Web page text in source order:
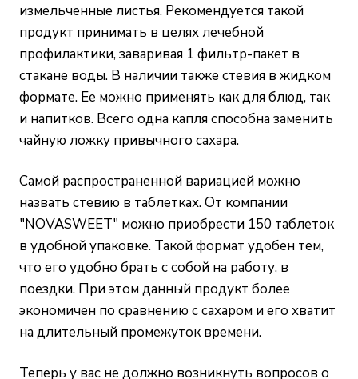
измельченные листья. Рекомендуется такой
продукт принимать в целях лечебной
профилактики, заваривая 1 фильтр-пакет в
стакане воды. В наличии также стевия в жидком
формате. Ее можно применять как для блюд, так
и напитков. Всего одна капля способна заменить
чайную ложку привычного сахара.
Самой распространенной вариацией можно
назвать стевию в таблетках. От компании
"NOVASWEET" можно приобрести 150 таблеток
в удобной упаковке. Такой формат удобен тем,
что его удобно брать с собой на работу, в
поездки. При этом данный продукт более
экономичен по сравнению с сахаром и его хватит
на длительный промежуток времени.
Теперь у вас не должно возникнуть вопросов о